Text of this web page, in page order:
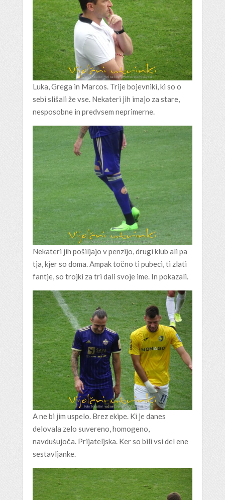
Luka, Grega in Marcos. Trije bojevniki, ki so o
sebi slišali že vse. Nekateri jih imajo za stare,
nesposobne in predvsem neprimerne.
Nekateri jih pošiljajo v penzijo, drugi klub ali pa
tja, kjer so doma. Ampak točno ti pubeci, ti zlati
fantje, so trojki za tri dali svoje ime. In pokazali.
A ne bi jim uspelo. Brez ekipe. Ki je danes
delovala zelo suvereno, homogeno,
navdušujoča. Prijateljska. Ker so bili vsi del ene
sestavljanke.